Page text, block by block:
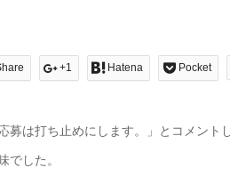
+1 Hatena Pocket
募は打ち止めにします。」とコメン
でした。